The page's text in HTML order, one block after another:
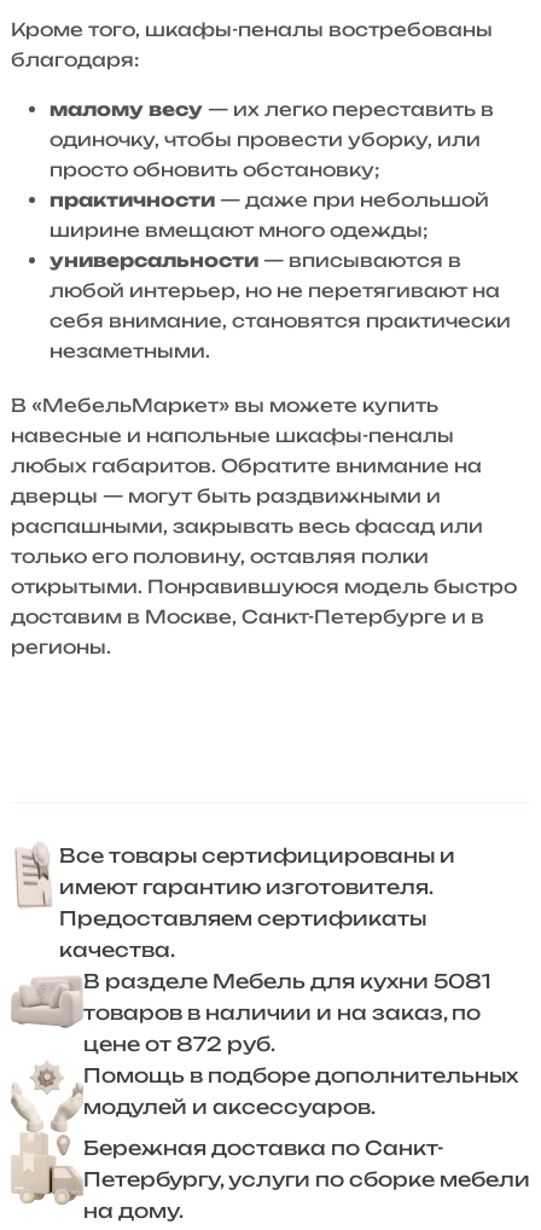
Кроме того, шкафы-пеналы востребованы
благодаря:
малому весу — их легко переставить в
одиночку, чтобы провести уборку, или
просто обновить обстановку;
практичности — даже при небольшой
ширине вмещают много одежды;
универсальности— вписываются в
любой интерьер, но не перетягивают на
себя внимание, становятся практически
незаметными.
В «МебельМаркет» вы можете купить
навесные и напольные шкафы-пеналы
любых габаритов. Обратите внимание на
дверцы — могут быть раздвижными и
распашными, закрывать весь фасад или
только его половину, оставляя полки
открытыми. Понравившуюся модель быстро
доставим в Москве, Санкт-Петербурге и в
регионы.
Все товары сертифицированы и
имеют гарантию изготовителя.
Предоставляем сертификаты
качества.
В разделе Мебель для кухни 5081
товаров в наличии и на заказ, по
цене от 872 руб.
Помощь в подборе дополнительных
модулей и аксессуаров.
Бережная доставка по Санкт-
Петербургу, услуги по сборке мебели
на дому.